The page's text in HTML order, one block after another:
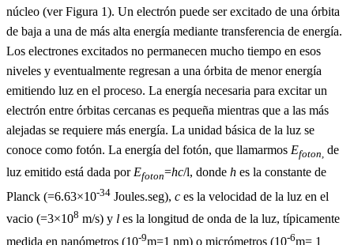
núcleo (ver Figura 1). Un electrón puede ser excitado de una órbita
de baja a una de más alta energía mediante transferencia de energía.
Los electrones excitados no permanecen mucho tiempo en esos
niveles y eventualmente regresan a una órbita de menor energía
emitiendo luz en el proceso. La energía necesaria para excitar un
electrón entre órbitas cercanas es pequeña mientras que a las más
alejadas se requiere más energía. La unidad básica de la luz se
conoce como fotón. La energía del fotón, que llamarmos Efoton, de
luz emitido está dada por Efoton=hc/l, donde h es la constante de
Planck (=6.63×10-34 Joules.seg), c es la velocidad de la luz en el
vacio (=3×108 m/s) y l es la longitud de onda de la luz, típicamente
medida en nanómetros (10-9m=1 nm) o micrómetros (10-6m= 1